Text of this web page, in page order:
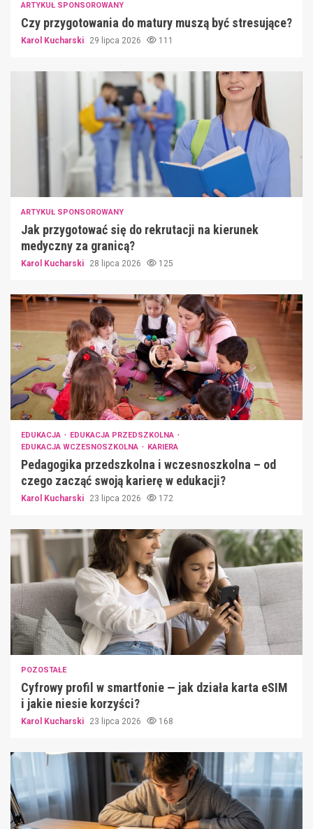
ARTYKUŁ SPONSOROWANY
Czy przygotowania do matury muszą być stresujące?
Karol Kucharski 29 lipca 2026 111
ARTYKUŁ SPONSOROWANY
Jak przygotować się do rekrutacji na kierunek
medyczny za granicą?
Karol Kucharski 28 lipca 2026 125
EDUKACJA
EDUKACJA PRZEDSZKOLNA
EDUKACJA WCZESNOSZKOLNA
KARIERA
Pedagogika przedszkolna i wczesnoszkolna – od
czego zacząć swoją karierę w edukacji?
Karol Kucharski 23 lipca 2026 172
POZOSTAŁE
Cyfrowy profil w smartfonie — jak działa karta eSIM
i jakie niesie korzyści?
Karol Kucharski 23 lipca 2026 168